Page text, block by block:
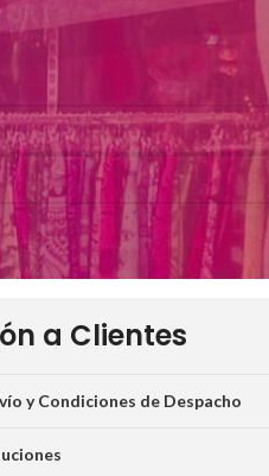
a Clientes
y Condiciones de Despacho